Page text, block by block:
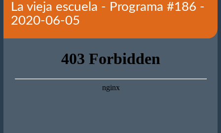
La vieja escuela - Programa #186 -
2020-06-05